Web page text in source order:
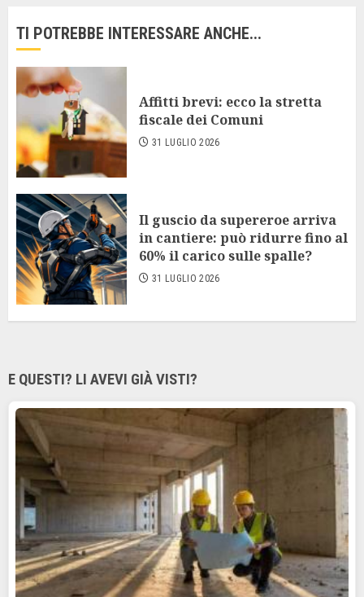
TI POTREBBE INTERESSARE ANCHE...
Affitti brevi: ecco la stretta
fiscale dei Comuni
31 LUGLIO 2026
Il guscio da supereroe arriva
in cantiere: può ridurre fino al
60% il carico sulle spalle?
31 LUGLIO 2026
E QUESTI? LI AVEVI GIÀ VISTI?